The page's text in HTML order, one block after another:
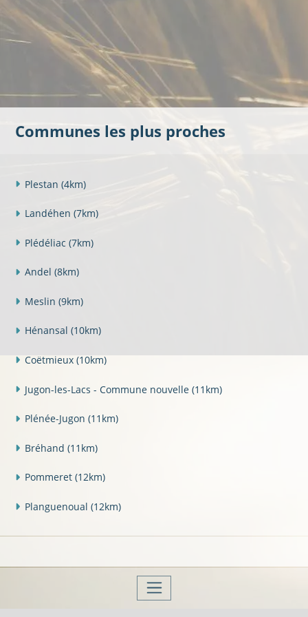
Communes les plus proches
Plestan (4km)
Landéhen (7km)
Plédéliac (7km)
Andel (8km)
Meslin (9km)
Hénansal (10km)
Coëtmieux (10km)
Jugon-les-Lacs - Commune nouvelle (11km)
Plénée-Jugon (11km)
Bréhand (11km)
Pommeret (12km)
Planguenoual (12km)